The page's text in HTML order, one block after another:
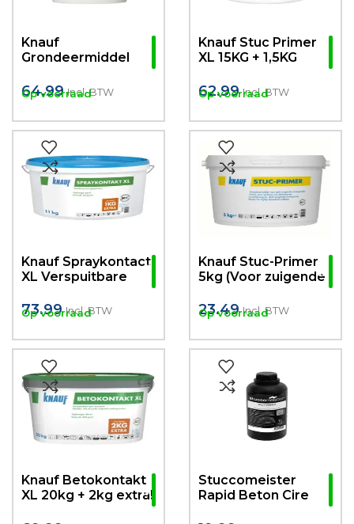
Knauf
Grondeermiddel
zuigende
ondergronden)
64.99 Incl. BTW
Op voorraad
Knauf Stuc Primer
XL 15KG + 1,5KG
62.99 Incl. BTW
Op voorraad
Knauf Spraykontact
XL Verspuitbare
Voorstrijk 10kg + 1kg
extra! (Voor niet
zuigende
ondergronden)
73.99 Incl. BTW
Op voorraad
Knauf Stuc-Primer
5kg (Voor zuigende
23.49 Incl. BTW
Op voorraad
Knauf Betokontakt
XL 20kg + 2kg extra!
Stuccomeister
Rapid Beton Cire